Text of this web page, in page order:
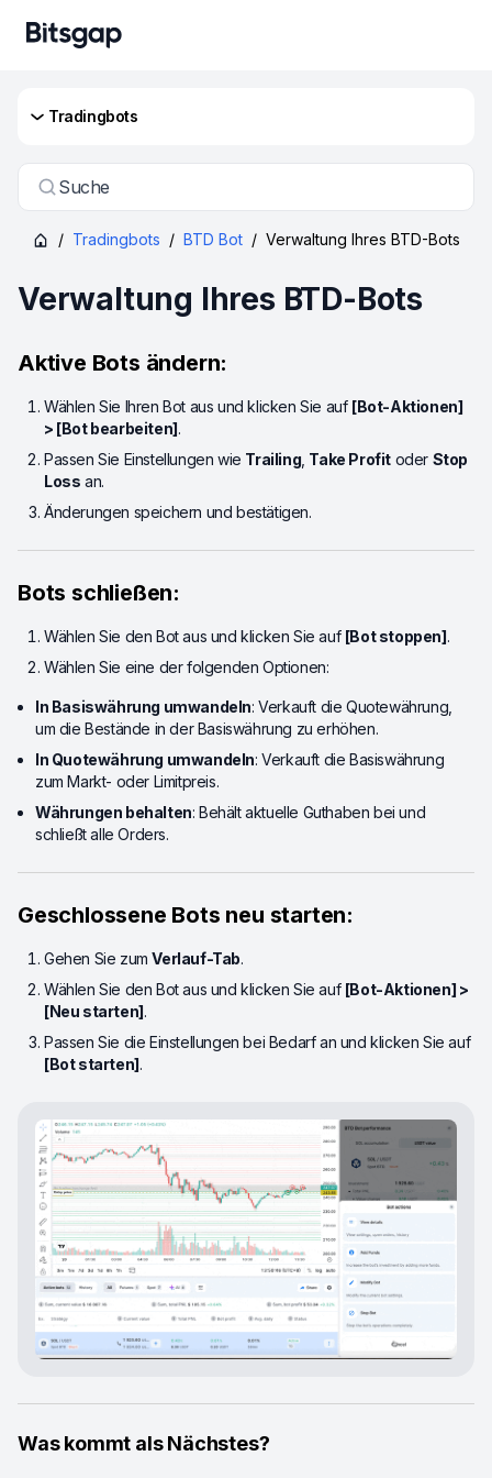
Tradingbots
Suche
/ Tradingbots / BTD Bot / Verwaltung Ihres BTD-Bots
Verwaltung Ihres BTD-Bots
Aktive Bots ändern:
Wählen Sie Ihren Bot aus und klicken Sie auf [Bot-Aktionen]
> [Bot bearbeiten].
Passen Sie Einstellungen wie Trailing Take Profit oder Stop
Loss an.
Änderungen speichern und bestätigen.
Bots schließen:
Wählen Sie den Bot aus und klicken Sie auf [Bot stoppen].
Wählen Sie eine der folgenden Optionen:
In Basiswährung umwandeln: Verkauft die Quotewährung,
um die Bestände in der Basiswährung zu erhöhen.
In Quotewährung umwandeln: Verkauft die Basiswährung
zum Markt- oder Limitpreis.
Währungen behalten: Behält aktuelle Guthaben bei und
schließt alle Orders.
Geschlossene Bots neu starten:
Gehen Sie zumVerlauf-Tab.
Wählen Sie den Bot aus und klicken Sie auf [Bot-Aktionen] >
[Neu starten].
Passen Sie die Einstellungen bei Bedarf an und klicken Sie auf
[Bot starten].
Was kommt als Nächstes?